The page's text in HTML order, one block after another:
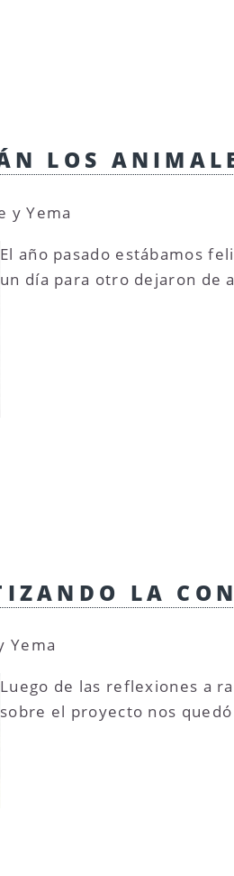
LOS
y Yema
El año pasado estábamos
un día para otro dejaron de
LA
Yema
Luego de las reflexiones a
sobre el proyecto nos